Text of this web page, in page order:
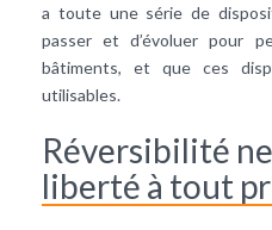
a toute une série de
passer et d’évoluer pour
bâtiments, et que ces
utilisables.
Réversibilité
liberté à tout